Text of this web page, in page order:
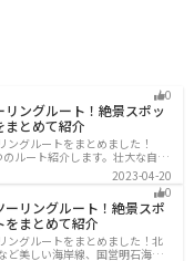
0
ングルート！絶景スポッ
まとめて紹介
ングルートをまとめました！
のルート紹介します。壮大な自然
が多く存在するので楽しめま
ーリングに行く際は参考にして
2023-04-20
0
リングルート！絶景スポ
をまとめて紹介
ングルートをまとめました！北
ど美しい海岸線、国営明石海峡